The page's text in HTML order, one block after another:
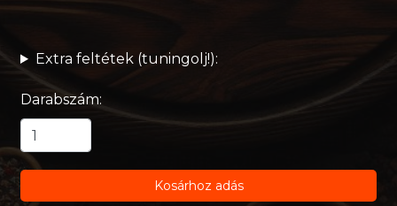
Extra feltétek (tuningolj!):
Darabszám:
Kosárhoz adás